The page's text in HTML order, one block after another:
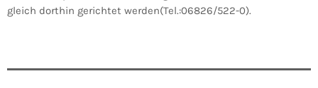
gleich dorthin gerichtet werden(Tel.:06826/522-0).